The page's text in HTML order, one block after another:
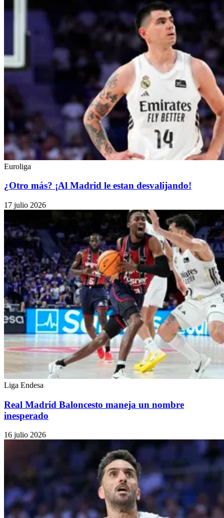
Euroliga
¿Otro más? ¡Al Madrid le estan desvalijando!
17 julio 2026
Liga Endesa
Real Madrid Baloncesto maneja un nombre
inesperado
16 julio 2026